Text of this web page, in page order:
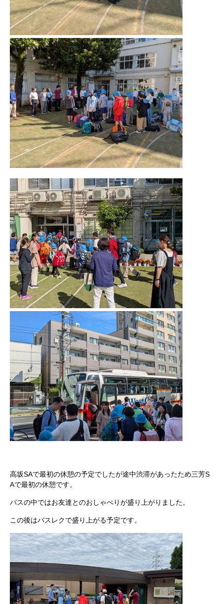
高坂SAで最初の休憩の予定でしたが途中渋滞があったため三芳S
Aで最初の休憩です。
バスの中ではお友達とのおしゃべりが盛り上がりました。
この後はバスレクで盛り上がる予定です。